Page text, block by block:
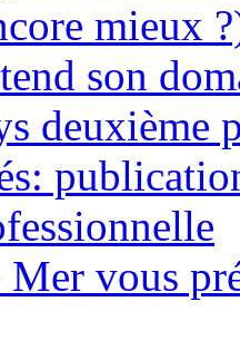
mieux
son
deuxième
Mer vous